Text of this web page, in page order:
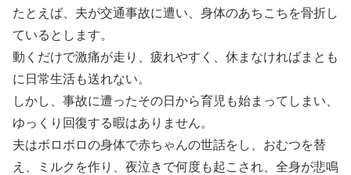
たとえば、夫が交通事故に遭い、身体のあちこちを骨折し
ているとします。
動くだけで激痛が走り、疲れやすく、休まなければまとも
に日常生活も送れない。
しかし、事故に遭ったその日から育児も始まってしまい、
ゆっくり回復する暇はありません。
夫はボロボロの身体で赤ちゃんの世話をし、おむつを替
え、ミルクを作り、夜泣きで何度も起こされ、全身が悲鳴